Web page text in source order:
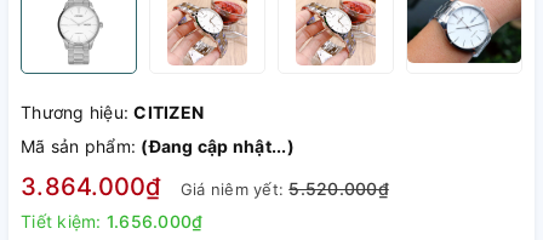
Thương hiệu:CITIZEN
Mã sản phẩm: (Đang cập nhật...)
3.864.000₫ Giá niêm yết:5.520.000₫
Tiết kiệm: 1.656.000₫